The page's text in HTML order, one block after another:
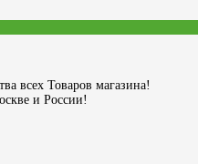
всех Товаров магазина!
и России!